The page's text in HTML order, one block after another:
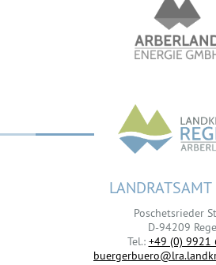
LANDRATSAMT
Poschetsrieder
D-94209
Tel.: +49 (0) 9921